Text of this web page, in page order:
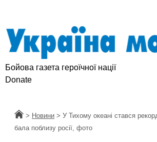
Бойова газета героїчної нації
Donate
Головна
> Новини > У Тихому океані стався
бала поблизу росії, фото